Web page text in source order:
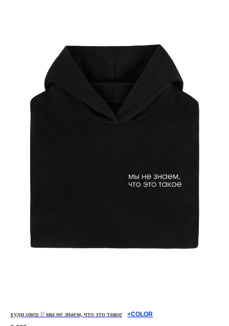
худи овер // мы не знаем, что это такое +COLOR